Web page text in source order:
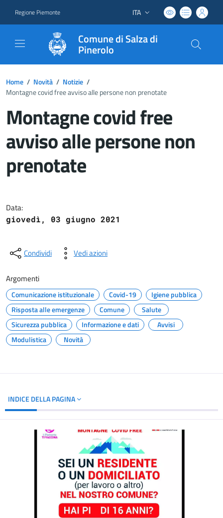
Regione Piemonte Lingua attiva:
ITA
Comune di Salza di
Pinerolo
Home / Novità / Notizie /
Montagne covid free avviso alle persone non prenotate
Montagne covid free
avviso alle persone non
prenotate
Data:
giovedì, 03 giugno 2021
Condividi Vedi azioni
Argomenti
Comunicazione istituzionale Covid-19
Igiene pubblica
Risposta alle emergenze
Comune
Salute
Sicurezza pubblica
Informazione e dati
Avvisi
Modulistica
Novità
INDICE DELLA PAGINA